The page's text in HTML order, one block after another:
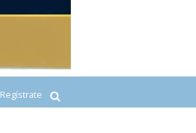
Regístrate